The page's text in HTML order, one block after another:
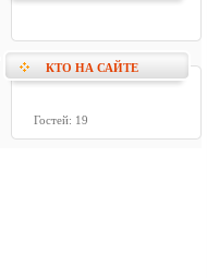
КТО НА САЙТЕ
Гостей: 19